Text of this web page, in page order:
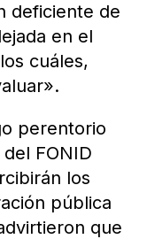
deficiente de
en el
cuáles,
perentorio
FONID
los
pública
que